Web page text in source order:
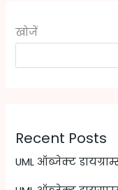
खोजें
Recent Posts
UML ऑब्जेक्ट